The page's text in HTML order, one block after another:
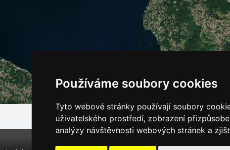
Používáme soubory cookies
Tyto webové stránky používají soubory
uživatelského prostředí, zobrazení
analýzy návštěvnosti webových stránek a